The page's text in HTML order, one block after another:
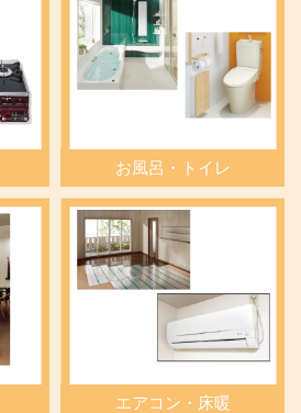
お風呂・トイレ
エアコン・床暖